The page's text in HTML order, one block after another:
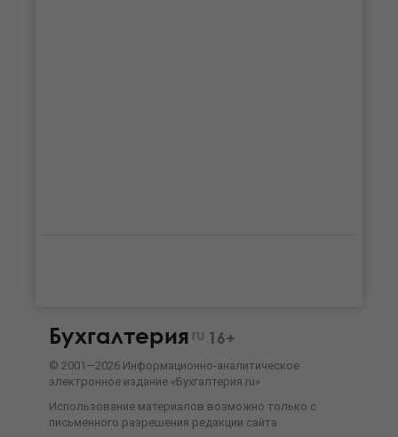
Бухгалтерия ru 16+
© 2001—2026 Информационно-аналитическое
электронное издание «Бухгалтерия.ru»
Использование материалов возможно только с
письменного разрешения редакции сайта